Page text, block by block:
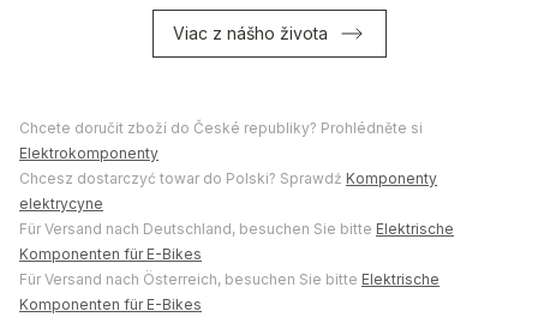
Viac z nášho života
Chcete doručit zboží do České republiky? Prohlédněte si
Elektrokomponenty
Chcesz dostarczyć towar do Polski? Sprawdź Komponenty
elektrycyne
Für Versand nach Deutschland, besuchen Sie bitte Elektrische
Komponenten für E-Bikes
Für Versand nach Österreich, besuchen Sie bitte Elektrische
Komponenten für E-Bikes